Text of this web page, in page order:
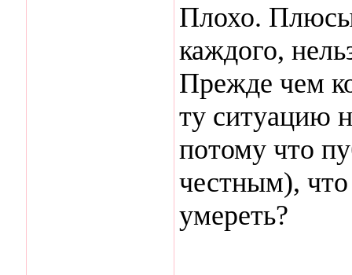
Плохо.
каждого,
Прежде чем
ту ситуацию
потому что
честным),
умереть?